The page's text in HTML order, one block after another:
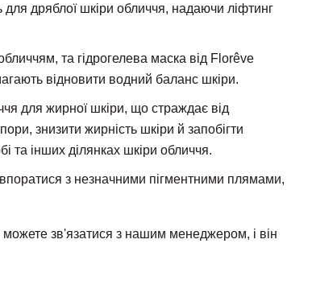
для дряблої шкіри обличчя, надаючи ліфтинг
та гідрогелева маска від Florêve
відновити водний баланс шкіри.
для жирної шкіри, що страждає від
знизити жирність шкіри й запобігти
та інших ділянках шкіри обличчя.
з незначними пігментними плямами,
зв'язатися з нашим менеджером, і він